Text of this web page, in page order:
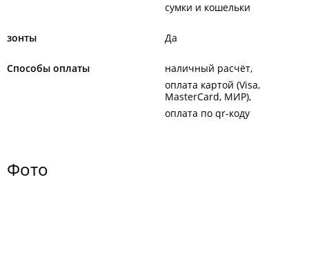
сумки и кошельки
зонты Да
Способы оплаты
наличный расчёт
оплата картой (Visa,
MasterCard, МИР)
оплата по qr-коду
Фото